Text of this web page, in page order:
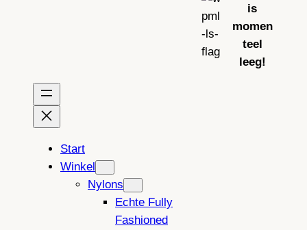
is
momen
teel
leeg!
Start
Winkel
Nylons
Echte Fully
Fashioned